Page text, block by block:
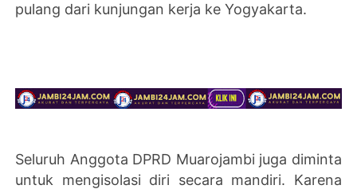
pulang dari kunjungan kerja ke Yogyakarta.
Seluruh Anggota DPRD Muarojambi juga diminta
untuk mengisolasi diri secara mandiri. Karena